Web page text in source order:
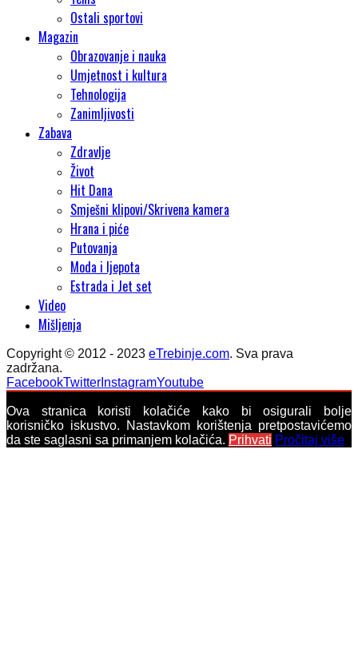
Ostali sportovi
Magazin
Obrazovanje i nauka
Umjetnost i kultura
Tehnologija
Zanimljivosti
Zabava
Zdravlje
Život
Hit Dana
Smješni klipovi/Skrivena kamera
Hrana i piće
Putovanja
Moda i ljepota
Estrada i Jet set
Video
Mišljenja
Copyright © 2012 - 2023 eTrebinje.com. Sva prava
zadržana.
FacebookTwitter InstagramYoutube
Ova stranica koristi kolačiće kako bi osigurali bolje
korisničko iskustvo. Nastavkom korištenja pretpostavićemo
da ste saglasni sa primanjem kolačića. Prihvati Pročitaj više